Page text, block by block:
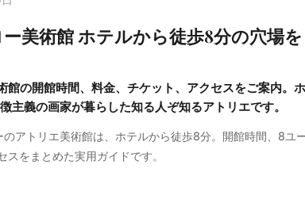
美術館 ホテルから徒歩8分の穴場を
館の開館時間、料金、チケット、アクセスをご案内。
主義の画家が暮らした知る人ぞ知るアトリエです。
アトリエ美術館は、ホテルから徒歩8分。開館時間、8ユ
をまとめた実用ガイドです。